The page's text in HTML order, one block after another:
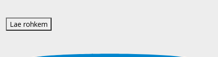
Lae rohkem